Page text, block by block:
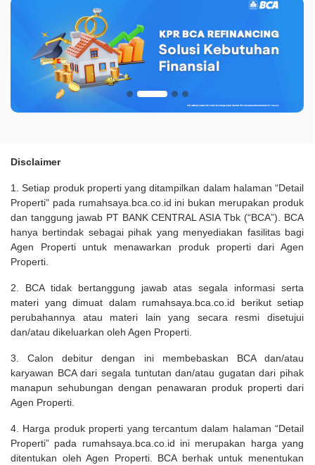
Disclaimer
1. Setiap produk properti yang ditampilkan dalam halaman “Detail
Properti" pada rumahsaya.bca.co.id ini bukan merupakan produk
dan tanggung jawab PT BANK CENTRAL ASIA Tbk (“BCA”). BCA
hanya bertindak sebagai pihak yang menyediakan fasilitas bagi
Agen Properti untuk menawarkan produk properti dari Agen
Properti.
2. BCA tidak bertanggung jawab atas segala informasi serta
materi yang dimuat dalam rumahsaya.bca.co.id berikut setiap
perubahannya atau materi lain yang secara resmi disetujui
dan/atau dikeluarkan oleh Agen Properti.
3. Calon debitur dengan ini membebaskan BCA dan/atau
karyawan BCA dari segala tuntutan dan/atau gugatan dari pihak
manapun sehubungan dengan penawaran produk properti dari
Agen Properti.
4. Harga produk properti yang tercantum dalam halaman “Detail
Properti” pada rumahsaya.bca.co.id ini merupakan harga yang
ditentukan oleh Agen Properti. BCA berhak untuk menentukan